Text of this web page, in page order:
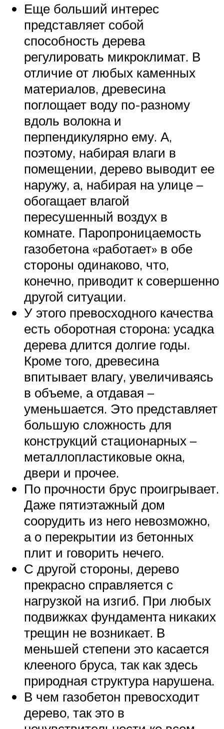
Еще больший интерес
представляет собой
способность дерева
регулировать микроклимат. В
отличие от любых каменных
материалов, древесина
поглощает воду по-разному
вдоль волокна и
перпендикулярно ему. А,
поэтому, набирая влаги в
помещении, дерево выводит ее
наружу, а, набирая на улице –
обогащает влагой
пересушенный воздух в
комнате. Паропроницаемость
газобетона «работает» в обе
стороны одинаково, что,
конечно, приводит к совершенно
другой ситуации.
У этого превосходного качества
есть оборотная сторона: усадка
дерева длится долгие годы.
Кроме того, древесина
впитывает влагу, увеличиваясь
в объеме, а отдавая –
уменьшается. Это представляет
большую сложность для
конструкций стационарных –
металлопластиковые окна,
двери и прочее.
По прочности брус проигрывает.
Даже пятиэтажный дом
соорудить из него невозможно,
а о перекрытии из бетонных
плит и говорить нечего.
С другой стороны, дерево
прекрасно справляется с
нагрузкой на изгиб. При любых
подвижках фундамента никаких
трещин не возникает. В
меньшей степени это касается
клееного бруса, так как здесь
природная структура нарушена.
В чем газобетон превосходит
дерево, так это в